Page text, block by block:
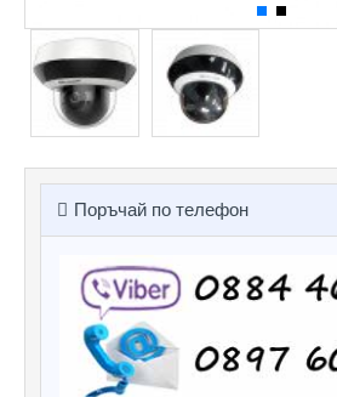
Поръчай по телефон